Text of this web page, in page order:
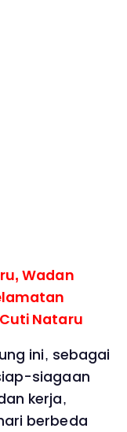
Wadan
Nataru
ini, sebagai
siagaan
kerja,
berbeda